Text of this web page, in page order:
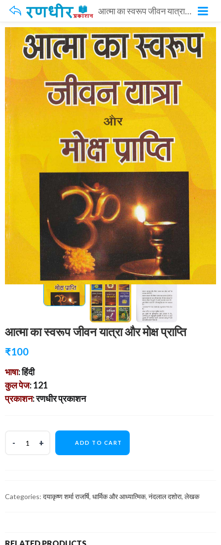
आत्मा का स्वरूप जीवन यात्रा और मोक्ष प्राप्ति
आत्मा का स्वरूप जीवन यात्रा और मोक्ष प्राप्ति
₹100
भाषा: हिंदी
कुल पेज: 121
प्रकाशन: रणधीर प्रकाशन
ADD TO CART
Categories: दयाकृष्ण शर्मा राजर्षि, धार्मिक और आध्यात्मिक, नंदलाल दशोरा, लेखक